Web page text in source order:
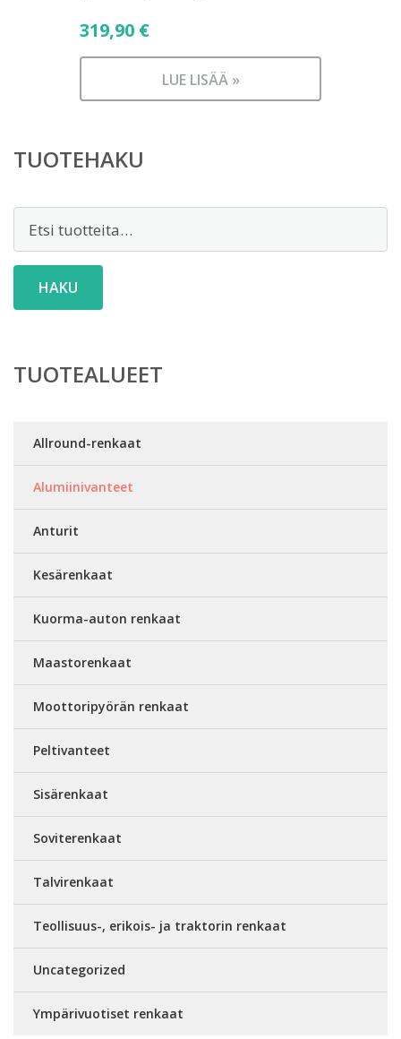
319,90 €
LUE LISÄÄ »
TUOTEHAKU
HAKU
TUOTEALUEET
Allround-renkaat
Alumiinivanteet
Anturit
Kesärenkaat
Kuorma-auton renkaat
Maastorenkaat
Moottoripyörän renkaat
Peltivanteet
Sisärenkaat
Soviterenkaat
Talvirenkaat
Teollisuus-, erikois- ja traktorin renkaat
Uncategorized
Ympärivuotiset renkaat